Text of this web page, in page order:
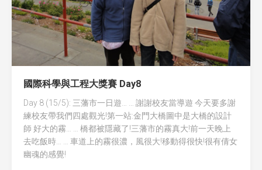
國際科學與工程大獎賽 Day8
Day 8 (15/5): 三藩市一日遊… … 謝謝校友當導遊 今天要多謝
練校友帶我們四處觀光!第一站:金門大橋圖中是大橋的設計
師 好大的霧… … 橋都被隱藏了!三藩市的霧真大!前一天晚上
去吃飯時… … 車道上的霧很濃，風很大!移動得很快!很有倩女
幽魂的感覺!